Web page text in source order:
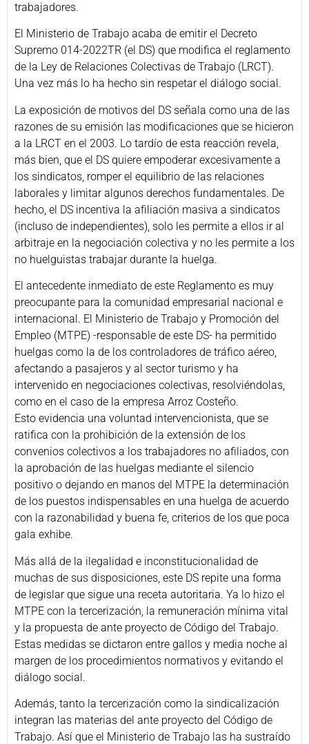
trabajadores.
El Ministerio de Trabajo acaba de emitir el Decreto
Supremo 014-2022TR (el DS) que modifica el reglamento
de la Ley de Relaciones Colectivas de Trabajo (LRCT).
Una vez más lo ha hecho sin respetar el diálogo social.
La exposición de motivos del DS señala como una de las
razones de su emisión las modificaciones que se hicieron
a la LRCT en el 2003. Lo tardío de esta reacción revela,
más bien, que el DS quiere empoderar excesivamente a
los sindicatos, romper el equilibrio de las relaciones
laborales y limitar algunos derechos fundamentales. De
hecho, el DS incentiva la afiliación masiva a sindicatos
(incluso de independientes), solo les permite a ellos ir al
arbitraje en la negociación colectiva y no les permite a los
no huelguistas trabajar durante la huelga.
El antecedente inmediato de este Reglamento es muy
preocupante para la comunidad empresarial nacional e
internacional. El Ministerio de Trabajo y Promoción del
Empleo (MTPE) -responsable de este DS- ha permitido
huelgas como la de los controladores de tráfico aéreo,
afectando a pasajeros y al sector turismo y ha
intervenido en negociaciones colectivas, resolviéndolas,
como en el caso de la empresa Arroz Costeño.
Esto evidencia una voluntad intervencionista, que se
ratifica con la prohibición de la extensión de los
convenios colectivos a los trabajadores no afiliados, con
la aprobación de las huelgas mediante el silencio
positivo o dejando en manos del MTPE la determinación
de los puestos indispensables en una huelga de acuerdo
con la razonabilidad y buena fe, criterios de los que poca
gala exhibe.
Más allá de la ilegalidad e inconstitucionalidad de
muchas de sus disposiciones, este DS repite una forma
de legislar que sigue una receta autoritaria. Ya lo hizo el
MTPE con la tercerización, la remuneración mínima vital
y la propuesta de ante proyecto de Código del Trabajo.
Estas medidas se dictaron entre gallos y media noche al
margen de los procedimientos normativos y evitando el
diálogo social.
Además, tanto la tercerización como la sindicalización
integran las materias del ante proyecto del Código de
Trabajo. Así que el Ministerio de Trabajo las ha sustraído